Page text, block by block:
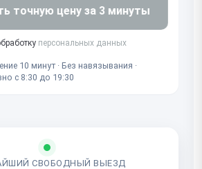
точную цену за 3 минуты
персональных данных
10 минут · Без навязывания ·
с 8:30 до 19:30
СВОБОДНЫЙ ВЫЕЗД